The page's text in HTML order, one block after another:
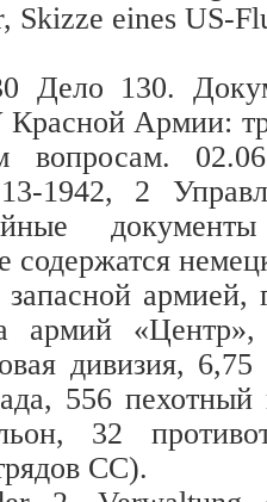
Skizze eines US-
Дело 130.
Красной Армии:
вопросам.
1942, 2
содержатся
армией,
армий
дивизия,
556
32
СС).